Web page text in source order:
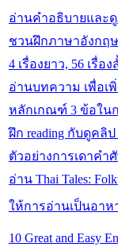
อ่านคำอธิบายและ
ชวนฝึกภาษาอังกฤษ
4 เรื่องยาว, 56 เรื่
อ่านบทความ เพื่อเ
หลักเกณฑ์ 3 ข้อใน
ฝึก reading กับดูคลิ
ตัวอย่างการเดาค
อ่าน Thai Tales:
ให้การอ่านเป็นอา
10 Great and Easy